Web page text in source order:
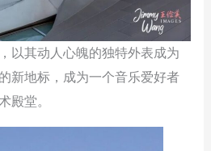
以其动人心魄的独特外表成为
新地标，成为一个音乐爱好者
殿堂。